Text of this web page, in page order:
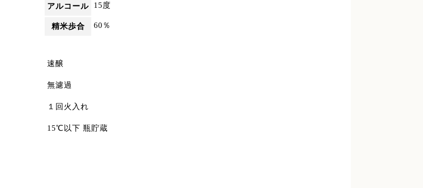
アルコール 15度
精米歩合 60％
速醸
無濾過
１回火入れ
15℃以下 瓶貯蔵